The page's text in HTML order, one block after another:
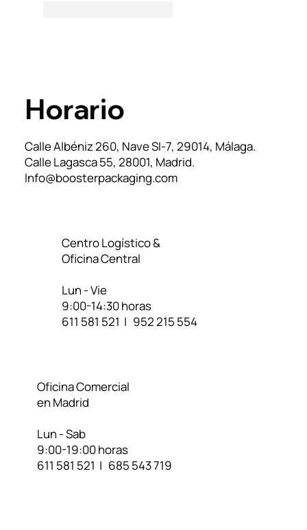
Horario
Calle Albéniz 260, Nave SI-7, 29014, Málaga.
Calle Lagasca 55, 28001, Madrid.
Info@boosterpackaging.com
Centro Logístico &
Oficina Central
Lun - Vie
9:00-14:30 horas
611 581 521 | 952 215 554
Oficina Comercial
en Madrid
Lun - Sab
9:00-19:00 horas
611 581 521 | 685 543 719